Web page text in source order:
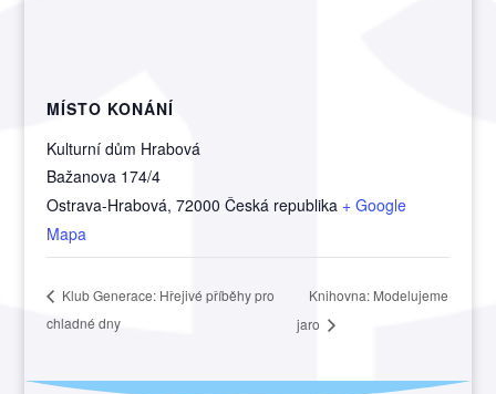
MÍSTO KONÁNÍ
Kulturní dům Hrabová
Bažanova 174/4
Ostrava-Hrabová, 72000 Česká republika + Google
Mapa
Klub Generace: Hřejivé příběhy pro
chladné dny
Knihovna: Modelujeme
jaro